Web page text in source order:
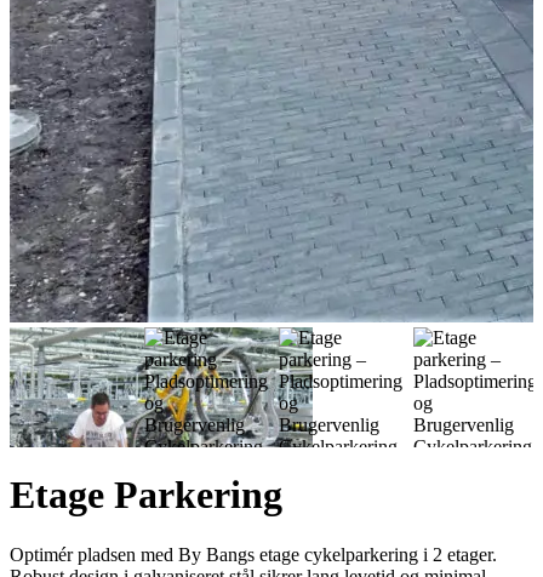
Etage Parkering
Optimér pladsen med By Bangs etage cykelparkering i 2 etager.